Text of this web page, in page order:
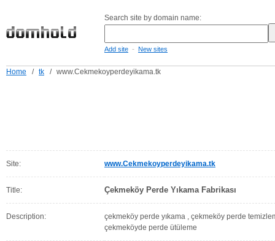
Search site by domain name:
Add site - New sites
Home / tk / www.Cekmekoyperdeyikama.tk
Site: www.Cekmekoyperdeyikama.tk
Title: Çekmeköy Perde Yıkama Fabrikası
Description:
çekmeköy perde yıkama , çekmeköy perde
çekmeköyde perde ütüleme